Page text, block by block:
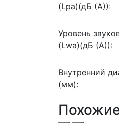
(Lpa)(дБ (А)):
Уровень
(Lwa)(дБ (А)):
Внутренний
(мм):